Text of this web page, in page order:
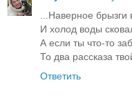
...Наверное брызги
И холод воды
А если ты что-то
То два рассказа
Ответить